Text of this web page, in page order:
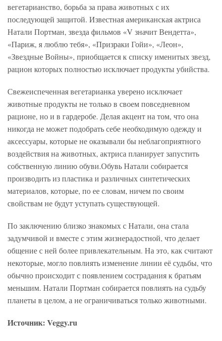
вегетарианство, борьба за права животных с их
последующей защитой. Известная американская актриса
Натали Портман, звезда фильмов «V значит Вендетта»,
«Париж, я люблю тебя», «Призраки Гойи», «Леон»,
«Звездные Войны», приобщается к списку именитых звезд,
рацион которых полностью исключает продукты убийства.
Свежеиспеченная вегетарианка уверено исключает
животные продукты не только в своем повседневном
рационе, но и в гардеробе. Делая акцент на том, что она
никогда не может подобрать себе необходимую одежду и
аксессуары, которые не оказывали бы неблагоприятного
воздействия на животных, актриса планирует запустить
собственную линию обуви.Обувь Натали собирается
производить из пластика и различных синтетических
материалов, которые, по ее словам, ничем по своим
свойствам не будут уступать существующей.
По заключению близко знакомых с Натали, она стала
задумчивой и вместе с этим жизнерадостной, что делает
общение с ней более привлекательным. На это, как считают
некоторые, могло повлиять изменение линии её судьбы, что
обычно происходит с появлением сострадания к братьям
меньшим. Натали Портман собирается повлиять на судьбу
планеты в целом, а не ограничиваться только животными.
Источник: Veggy.ru